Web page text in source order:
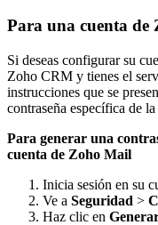
Para una cuenta de
Si deseas configurar su
Zoho CRM y tienes el
instrucciones que se
contraseña específica de
Para generar una
cuenta de Zoho Mail
Inicia sesión en su
Ve a Seguridad >
Haz clic en